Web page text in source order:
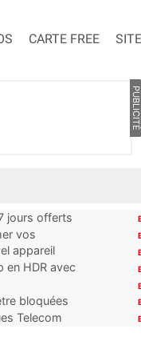
CARTE FREE
PUBLICITÉ
jours offerts
vos
appareil
en HDR avec
bloquées
Telecom